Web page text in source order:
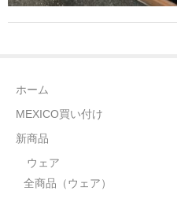
ヘッドギア
ORIGINAL
STILL 90’s
Brown Pride
ホーム
MEXICO買い付け
新商品
ウェア
全商品（ウェア）